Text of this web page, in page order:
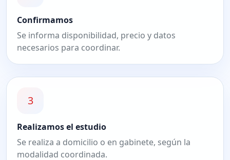
Confirmamos
Se informa disponibilidad, precio y datos
necesarios para coordinar.
3
Realizamos el estudio
Se realiza a domicilio o en gabinete, según la
modalidad coordinada.